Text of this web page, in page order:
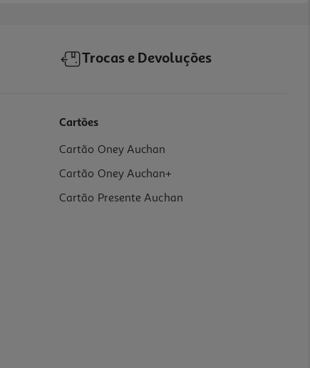
Trocas e Devoluções
Cartões
Cartão Oney Auchan
Cartão Oney Auchan+
Cartão Presente Auchan